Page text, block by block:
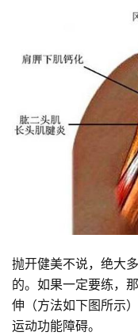
抛开健美不说，绝大
的。如果一定要练，
伸（方法如下图所示
运动功能障碍。